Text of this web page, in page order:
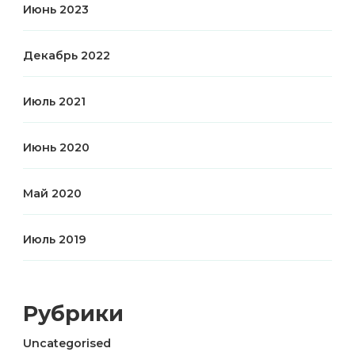
Июнь 2023
Декабрь 2022
Июль 2021
Июнь 2020
Май 2020
Июль 2019
Рубрики
Uncategorised